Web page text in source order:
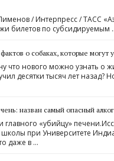
/ Интерпресс / ТАСС
билетов по субсидируемым
о собаках, которые могут
что нового можно узнать о
десятки тысяч лет назад?
назван самый опасный
главного «убийцу»
при Университете
даже в …